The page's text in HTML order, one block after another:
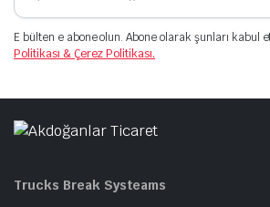
E bülten e abone olun. Abone olarak şunları kabul
Politikası & Çerez Politikası.
Trucks Break Systeams